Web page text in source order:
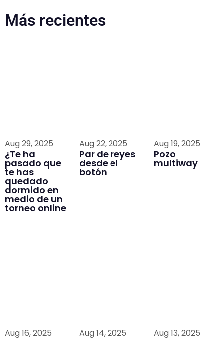
Más recientes
Aug 29, 2025
¿Te ha
pasado que
te has
quedado
dormido en
medio de un
torneo online
Aug 22, 2025
Par de reyes
desde el
botón
Aug 19, 2025
Pozo
multiway
Aug 16, 2025 Aug 14, 2025 Aug 13, 2025